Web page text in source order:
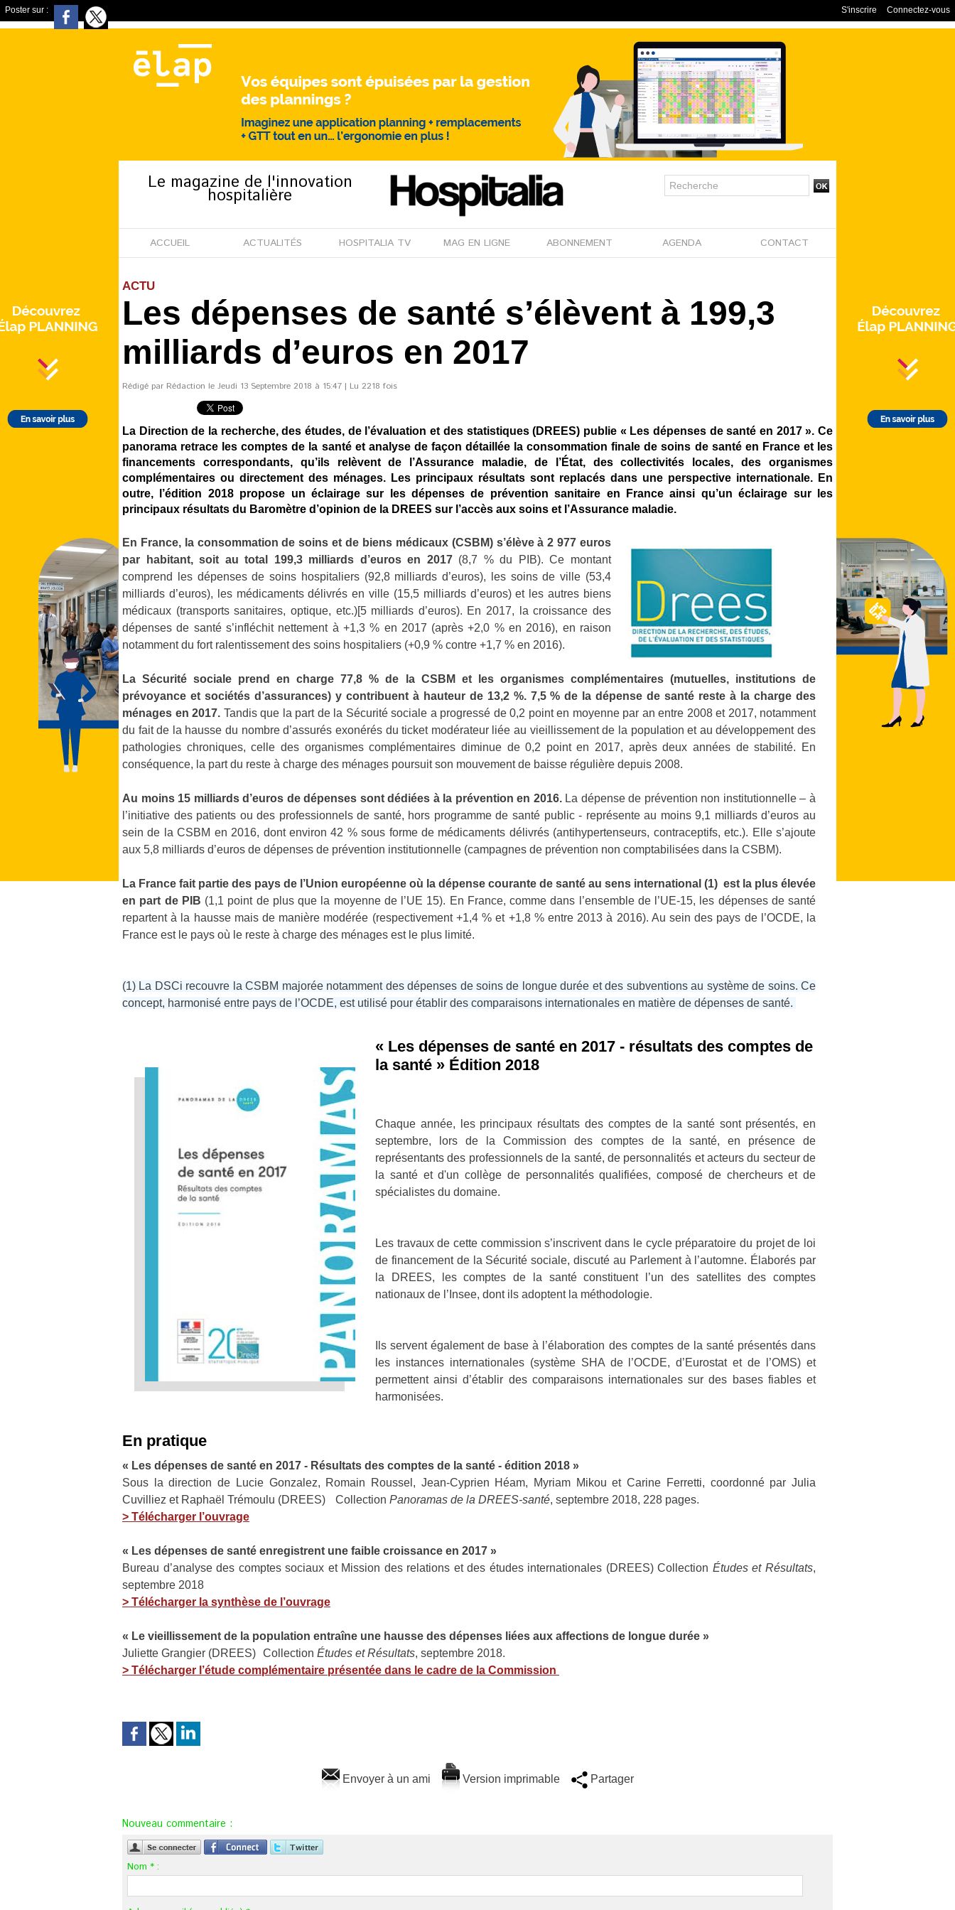
Poster sur : Connectez-vous
S'inscrire
Le magazine de l'innovation
hospitalière
ACCUEIL ACTUALITÉS HOSPITALIA TV MAG EN LIGNE ABONNEMENT AGENDA CONTACT
ACTU
Les dépenses de santé s’élèvent à 199,3
milliards d’euros en 2017
Rédigé par Rédaction le Jeudi 13 Septembre 2018 à 15:47 | Lu 2218 fois
La Direction de la recherche, des études, de l’évaluation et des statistiques (DREES) publie « Les dépenses de santé en 2017 ». Ce
panorama retrace les comptes de la santé et analyse de façon détaillée la consommation finale de soins de santé en France et les
financements correspondants, qu’ils relèvent de l’Assurance maladie, de l’État, des collectivités locales, des organismes
complémentaires ou directement des ménages. Les principaux résultats sont replacés dans une perspective internationale. En
outre, l’édition 2018 propose un éclairage sur les dépenses de prévention sanitaire en France ainsi qu’un éclairage sur les
principaux résultats du Baromètre d’opinion de la DREES sur l’accès aux soins et l’Assurance maladie.
En France, la consommation de soins et de biens médicaux (CSBM) s’élève à 2 977 euros
par habitant, soit au total 199,3 milliards d’euros en 2017 (8,7 % du PIB). Ce montant
comprend les dépenses de soins hospitaliers (92,8 milliards d’euros), les soins de ville (53,4
milliards d’euros), les médicaments délivrés en ville (15,5 milliards d’euros) et les autres biens
médicaux (transports sanitaires, optique, etc.)[5 milliards d’euros). En 2017, la croissance des
dépenses de santé s’infléchit nettement à +1,3 % en 2017 (après +2,0 % en 2016), en raison
notamment du fort ralentissement des soins hospitaliers (+0,9 % contre +1,7 % en 2016).
La Sécurité sociale prend en charge 77,8 % de la CSBM et les organismes complémentaires (mutuelles, institutions de
prévoyance et sociétés d’assurances) y contribuent à hauteur de 13,2 %. 7,5 % de la dépense de santé reste à la charge des
ménages en 2017. Tandis que la part de la Sécurité sociale a progressé de 0,2 point en moyenne par an entre 2008 et 2017, notamment
du fait de la hausse du nombre d’assurés exonérés du ticket modérateur liée au vieillissement de la population et au développement des
pathologies chroniques, celle des organismes complémentaires diminue de 0,2 point en 2017, après deux années de stabilité. En
conséquence, la part du reste à charge des ménages poursuit son mouvement de baisse régulière depuis 2008.
Au moins 15 milliards d’euros de dépenses sont dédiées à la prévention en 2016. La dépense de prévention non institutionnelle – à
l’initiative des patients ou des professionnels de santé, hors programme de santé public - représente au moins 9,1 milliards d’euros au
sein de la CSBM en 2016, dont environ 42 % sous forme de médicaments délivrés (antihypertenseurs, contraceptifs, etc.). Elle s’ajoute
aux 5,8 milliards d’euros de dépenses de prévention institutionnelle (campagnes de prévention non comptabilisées dans la CSBM).
La France fait partie des pays de l’Union européenne où la dépense courante de santé au sens international (1) est la plus élevée
en part de PIB (1,1 point de plus que la moyenne de l’UE 15). En France, comme dans l’ensemble de l’UE-15, les dépenses de santé
repartent à la hausse mais de manière modérée (respectivement +1,4 % et +1,8 % entre 2013 à 2016). Au sein des pays de l’OCDE, la
France est le pays où le reste à charge des ménages est le plus limité.
(1) La DSCi recouvre la CSBM majorée notamment des dépenses de soins de longue durée et des subventions au système de soins. Ce
concept, harmonisé entre pays de l’OCDE, est utilisé pour établir des comparaisons internationales en matière de dépenses de santé.
« Les dépenses de santé en 2017 - résultats des comptes de
la santé » Édition 2018
Chaque année, les principaux résultats des comptes de la santé sont présentés, en
septembre, lors de la Commission des comptes de la santé, en présence de
représentants des professionnels de la santé, de personnalités et acteurs du secteur de
la santé et d'un collège de personnalités qualifiées, composé de chercheurs et de
spécialistes du domaine.
Les travaux de cette commission s’inscrivent dans le cycle préparatoire du projet de loi
de financement de la Sécurité sociale, discuté au Parlement à l’automne. Élaborés par
la DREES, les comptes de la santé constituent l’un des satellites des comptes
nationaux de l’Insee, dont ils adoptent la méthodologie.
Ils servent également de base à l’élaboration des comptes de la santé présentés dans
les instances internationales (système SHA de l’OCDE, d’Eurostat et de l’OMS) et
permettent ainsi d’établir des comparaisons internationales sur des bases fiables et
harmonisées.
En pratique
« Les dépenses de santé en 2017 - Résultats des comptes de la santé - édition 2018 »
Sous la direction de Lucie Gonzalez, Romain Roussel, Jean-Cyprien Héam, Myriam Mikou et Carine Ferretti, coordonné par Julia
Cuvilliez et Raphaël Trémoulu (DREES) Collection Panoramas de la DREES-santé, septembre 2018, 228 pages.
> Télécharger l’ouvrage
« Les dépenses de santé enregistrent une faible croissance en 2017 »
Bureau d’analyse des comptes sociaux et Mission des relations et des études internationales (DREES) Collection Études et Résultats,
septembre 2018
> Télécharger la synthèse de l’ouvrage
« Le vieillissement de la population entraîne une hausse des dépenses liées aux affections de longue durée »
Juliette Grangier (DREES) Collection Études et Résultats, septembre 2018.
> Télécharger l’étude complémentaire présentée dans le cadre de la Commission
Envoyer à un ami Version imprimable Partager
Nouveau commentaire :
Nom * :